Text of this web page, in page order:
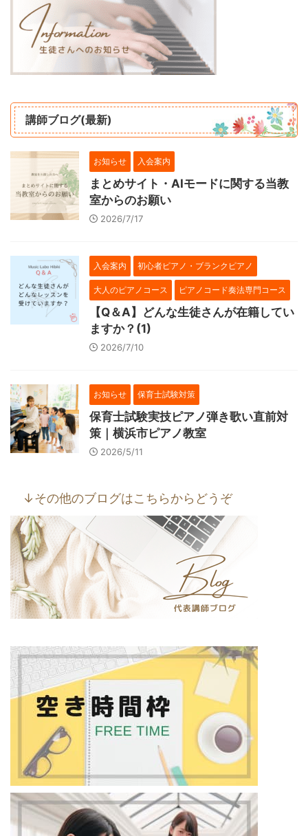
講師ブログ(最新)
お知らせ 入会案内
まとめサイト・AIモードに関する当教
室からのお願い
2026/7/17
入会案内 初心者ピアノ・ブランクピアノ
大人のピアノコース ピアノコード奏法専門コース
【Q＆A】どんな生徒さんが在籍してい
ますか？(1)
2026/7/10
お知らせ 保育士試験対策
保育士試験実技ピアノ弾き歌い直前対
策｜横浜市ピアノ教室
2026/5/11
↓その他のブログはこちらからどうぞ